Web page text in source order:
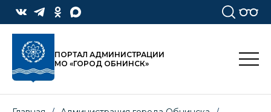
ПОРТАЛ АДМИНИСТРАЦИИ
МО «ГОРОД ОБНИНСК»